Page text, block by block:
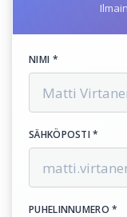
NIMI *
SÄHKÖPOSTI *
PUHELINNUMERO *